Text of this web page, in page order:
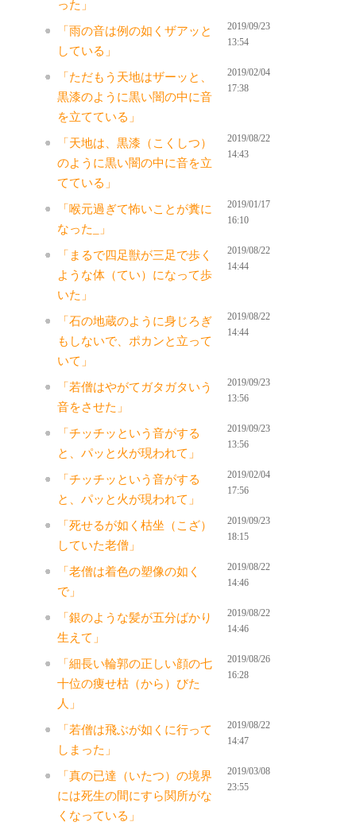
った」
「雨の音は例の如くザアッと
している」
2019/09/23
13:54
「ただもう天地はザーッと、
黒漆のように黒い闇の中に音
を立てている」
2019/02/04
17:38
「天地は、黒漆（こくしつ）
のように黒い闇の中に音を立
てている」
2019/08/22
14:43
「喉元過ぎて怖いことが糞に
なった_」
2019/01/17
16:10
「まるで四足獣が三足で歩く
ような体（てい）になって歩
いた」
2019/08/22
14:44
「石の地蔵のように身じろぎ
もしないで、ポカンと立って
いて」
2019/08/22
14:44
「若僧はやがてガタガタいう
音をさせた」
2019/09/23
13:56
「チッチッという音がする
と、パッと火が現われて」
2019/09/23
13:56
「チッチッという音がする
と、パッと火が現われて」
2019/02/04
17:56
「死せるが如く枯坐（こざ）
していた老僧」
2019/09/23
18:15
「老僧は着色の塑像の如く
で」
2019/08/22
14:46
「銀のような髪が五分ばかり
生えて」
2019/08/22
14:46
「細長い輪郭の正しい顔の七
十位の痩せ枯（から）びた
人」
2019/08/26
16:28
「若僧は飛ぶが如くに行って
しまった」
2019/08/22
14:47
「真の已達（いたつ）の境界
には死生の間にすら関所がな
くなっている」
2019/03/08
23:55